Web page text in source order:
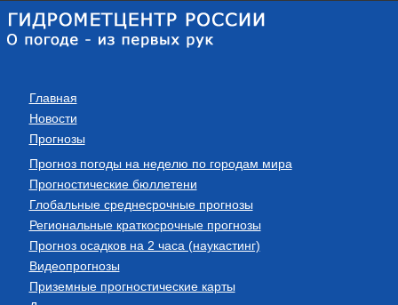
Главная
Новости
Прогнозы
Прогноз погоды на неделю по городам мира
Прогностические бюллетени
Глобальные среднесрочные прогнозы
Региональные краткосрочные прогнозы
Прогноз осадков на 2 часа (наукастинг)
Видеопрогнозы
Приземные прогностические карты